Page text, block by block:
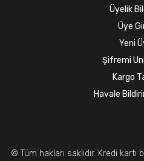
Üyelik
Üye
Yeni
Şifremi
Kargo
Havale
© Tüm hakları saklıdır. Kredi